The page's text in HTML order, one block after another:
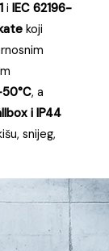
iIEC 62196-
koji
, a
i IP44
snijeg,